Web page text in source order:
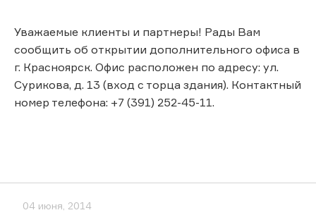
Уважаемые клиенты и партнеры! Рады Вам
сообщить об открытии дополнительного офиса в
г. Красноярск. Офис расположен по адресу: ул.
Сурикова, д. 13 (вход с торца здания). Контактный
номер телефона: +7 (391) 252-45-11.
04 июня, 2014